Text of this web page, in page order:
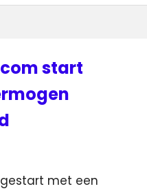
start
met een